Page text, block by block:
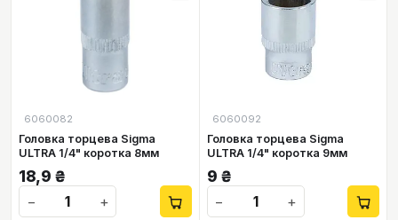
6060082
Головка торцева Sigma
ULTRA 1/4" коротка 8мм
18,9 ₴
−
+
6060092
Головка торцева Sigma
ULTRA 1/4" коротка 9мм
9 ₴
−
+